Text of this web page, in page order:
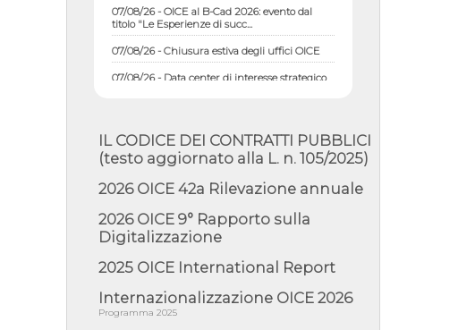
titolo "Le Esperienze di succ...
07/08/26 - Chiusura estiva degli uffici OICE
07/08/26 - Data center di interesse strategico
nazionale; interventi pe...
07/08/26 - Ponte sullo Stretto di Messina:
deliberata la sussistenza di...
07/08/26 - Tunnel Brennero, dal Cipess via
libera al quinto lotto costr...
06/08/26 - Istat, produzione industriale in calo
dell'1% a giugno, su a...
06/08/26 - Dal 3 agosto in vigore l'obbligo di
energie rinnovabili con ...
06/08/26 - DL PA approvato in Cdm:
contributi per riqualificazione sism...
IL CODICE DEI CONTRATTI PUBBLICI
(testo aggiornato alla L. n. 105/2025)
2026 OICE 42a Rilevazione annuale
2026 OICE 9° Rapporto sulla
Digitalizzazione
2025 OICE International Report
Internazionalizzazione OICE 2026
Programma 2025